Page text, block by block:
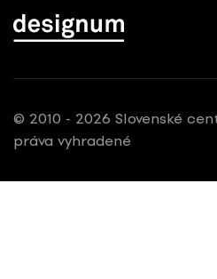
© 2010 - 2026 Slovenské
práva vyhradené